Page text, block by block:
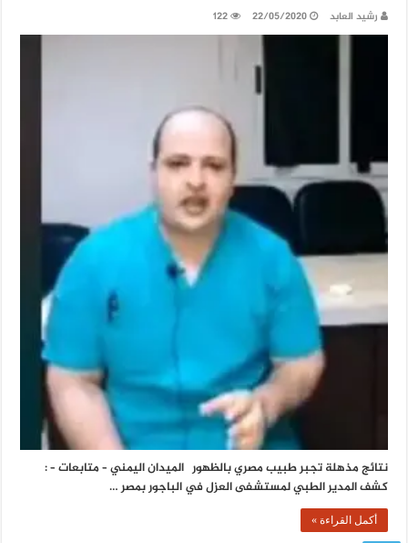
رشيد العابد 22/05/2020
122
نتائج مذهلة تجبر طبيب مصري بالظهور الميدان اليمني – متابعات – :
كشف المدير الطبي لمستشفى العزل في الباجور بمصر …
أكمل القراءة »